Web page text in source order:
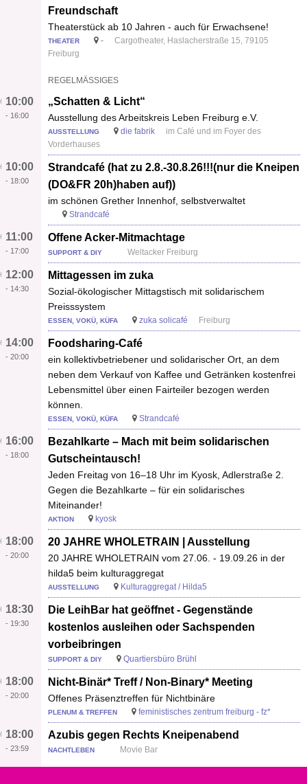
Freundschaft
Theaterstück ab 10 Jahren - auch für Erwachsene!
THEATER -
Cargotheater, Haslacherstraße 15, 79105
Freiburg
REGELMÄSSIGES
„Schatten & Licht“
Ausstellung des Arbeitskreis Leben Freiburg e.V.
10:00
- 16:00
AUSSTELLUNG die fabrik
im Café und im Foyer des
Vorderhauses
Strandcafé (hat zu 2.8.-30.8.26!!!(nur die Kneipen
(DO&FR 20h)haben auf))
im schönen Grether Innenhof, selbstverwaltet
10:00
- 18:00
Strandcafé
Offene Acker-Mitmachtage
11:00
- 17:00 SUPPORT & DIY Weltacker Freiburg
Mittagessen im zuka
Sozial-ökologischer Mittagstisch mit solidarischem
Preisssystem
12:00
- 14:30
ESSEN, VOKÜ, KÜFA zuka solicafé Freiburg
Foodsharing-Café
ein kollektivbetriebener und solidarischer Ort, an dem
neben dem Verkauf von Kaffee und Getränken kostenfrei
Lebensmittel über einen Fairteiler bezogen werden
können.
14:00
- 20:00
ESSEN, VOKÜ, KÜFA Strandcafé
Bezahlkarte – Mach mit beim solidarischen
Gutscheintausch!
Jeden Freitag von 16–18 Uhr im Kyosk, Adlerstraße 2.
Gegen die Bezahlkarte – für ein solidarisches
Miteinander!
16:00
- 18:00
AKTION kyosk
20 JAHRE WHOLETRAIN | Ausstellung
20 JAHRE WHOLETRAIN vom 27.06. - 19.09.26 in der
hilda5 beim kulturaggregat
18:00
- 20:00
AUSSTELLUNG Kulturaggregat / Hilda5
Die LeihBar hat geöffnet - Gegenstände
kostenlos ausleihen oder Sachspenden
vorbeibringen
18:30
- 19:30
SUPPORT & DIY Quartiersbüro Brühl
Nicht-Binär* Treff / Non-Binary* Meeting
Offenes Präsenztreffen für Nichtbinäre
18:00
- 20:00
PLENUM & TREFFEN feministisches zentrum freiburg - fz*
Azubis gegen Rechts Kneipenabend
18:00
- 23:59 NACHTLEBEN Movie Bar